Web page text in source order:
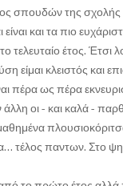
σπουδών της σχολής
είναι και τα πιο
τελευταίο έτος. Έτσι
είμαι κλειστός και
πέρα ως πέρα
οι - και καλά -
τέλος παντων. Στο